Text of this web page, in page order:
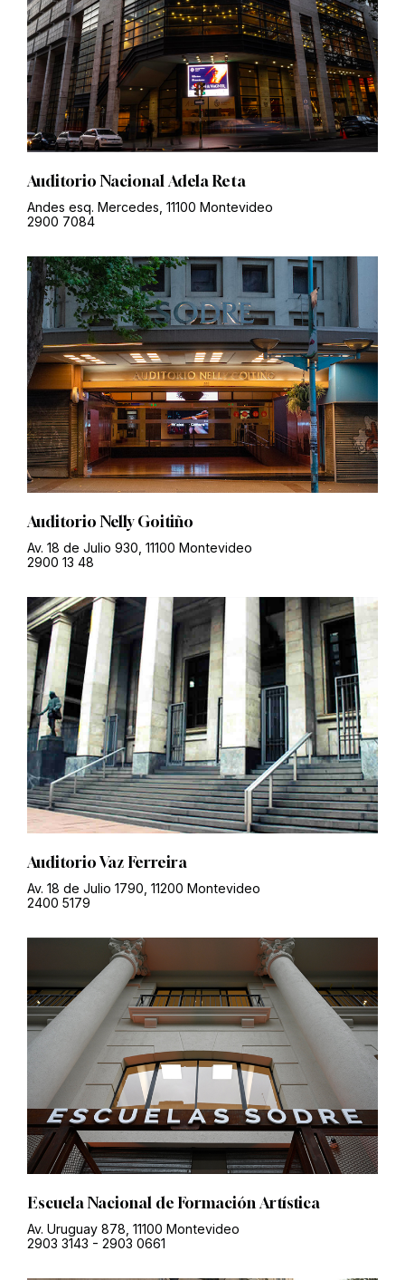
Auditorio Nacional Adela Reta
Andes esq. Mercedes, 11100 Montevideo
2900 7084
Auditorio Nelly Goitiño
Av. 18 de Julio 930, 11100 Montevideo
2900 13 48
Auditorio Vaz Ferreira
Av. 18 de Julio 1790, 11200 Montevideo
2400 5179
Escuela Nacional de Formación Artística
Av. Uruguay 878, 11100 Montevideo
2903 3143 - 2903 0661